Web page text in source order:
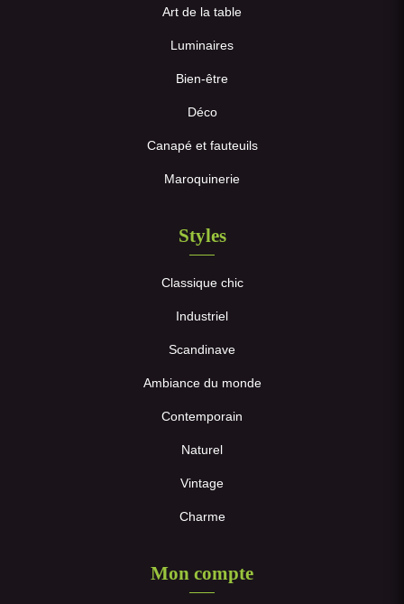
Art de la table
Luminaires
Bien-être
Déco
Canapé et fauteuils
Maroquinerie
Styles
Classique chic
Industriel
Scandinave
Ambiance du monde
Contemporain
Naturel
Vintage
Charme
Mon compte